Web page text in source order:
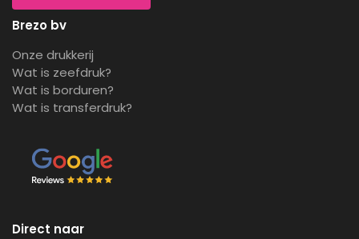
Brezo bv
Onze drukkerij
Wat is zeefdruk?
Wat is borduren?
Wat is transferdruk?
Direct naar